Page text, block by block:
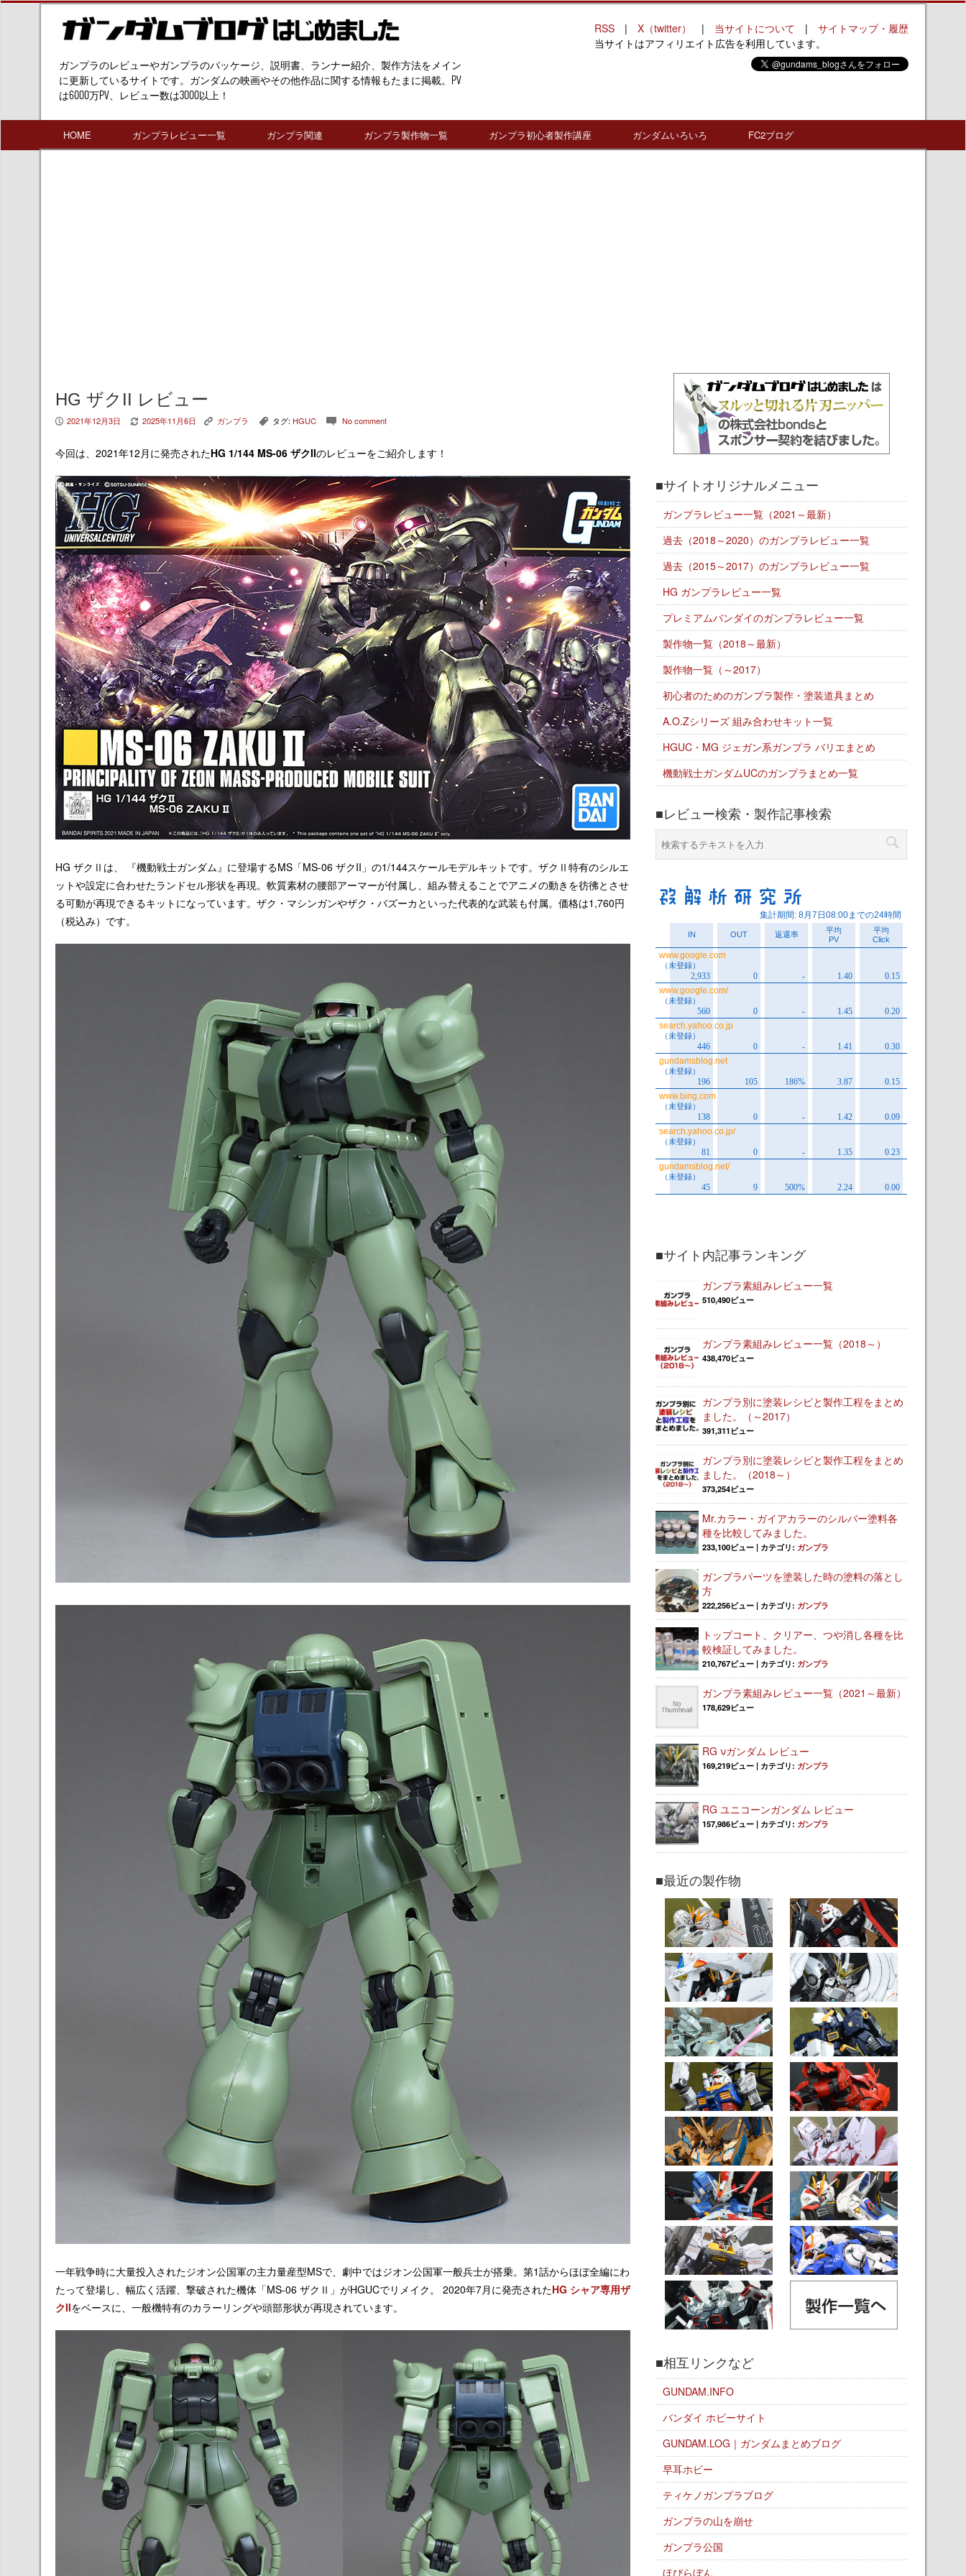
ガンプラのレビューやガンプラのパッケージ、説明書、ランナー紹介、製作方法をメイン
に更新しているサイトです。ガンダムの映画やその他作品に関する情報もたまに掲載。PV
は6000万PV、レビュー数は3000以上！
RSS | X（twitter） | 当サイトについて | サイトマップ・履歴
当サイトはアフィリエイト広告を利用しています。
HOME ガンプラレビュー一覧 ガンプラ関連 ガンプラ製作物一覧 ガンプラ初心者製作講座 ガンダムいろいろ FC2ブログ
HG ザクII レビュー
P 2021年12月3日 V 2025年11月6日 K ガンプラ , タグ: HGUC c No comment
今回は、2021年12月に発売されたHG 1/144 MS-06 ザクIIのレビューをご紹介します！
HG ザクⅡは、 『機動戦士ガンダム』に登場するMS「MS-06 ザクII」の1/144スケールモデルキットです。ザクⅡ特有のシルエ
ットや設定に合わせたランドセル形状を再現。軟質素材の腰部アーマーが付属し、組み替えることでアニメの動きを彷彿とさせ
る可動が再現できるキットになっています。ザク・マシンガンやザク・バズーカといった代表的な武装も付属。価格は1,760円
（税込み）です。
一年戦争時に大量投入されたジオン公国軍の主力量産型MSで、劇中ではジオン公国軍一般兵士が搭乗。第1話からほぼ全編にわ
たって登場し、幅広く活躍、撃破された機体 「MS-06 ザクⅡ」がHGUCでリメイク。 2020年7月に発売されたHG シャア専用ザ
クIIをベースに、一般機特有のカラーリングや頭部形状が再現されています。
■サイトオリジナルメニュー
ガンプラレビュー一覧（2021～最新）
過去（2018～2020）のガンプラレビュー一覧
過去（2015～2017）のガンプラレビュー一覧
HG ガンプラレビュー一覧
プレミアムバンダイのガンプラレビュー一覧
製作物一覧（2018～最新）
製作物一覧（～2017）
初心者のためのガンプラ製作・塗装道具まとめ
A.O.Zシリーズ 組み合わせキット一覧
HGUC・MG ジェガン系ガンプラ バリエまとめ
機動戦士ガンダムUCのガンプラまとめ一覧
■レビュー検索・製作記事検索
■サイト内記事ランキング
ガンプラ素組みレビュー一覧
510,490ビュー
ガンプラ素組みレビュー一覧（2018～）
438,470ビュー
ガンプラ別に塗装レシピと製作工程をまとめ
ました。（～2017）
391,311ビュー
ガンプラ別に塗装レシピと製作工程をまとめ
ました。（2018～）
373,254ビュー
Mr.カラー・ガイアカラーのシルバー塗料各
種を比較してみました。
233,100ビュー | カテゴリ: ガンプラ
ガンプラパーツを塗装した時の塗料の落とし
方
222,256ビュー | カテゴリ: ガンプラ
トップコート、クリアー、つや消し各種を比
較検証してみました。
210,767ビュー | カテゴリ: ガンプラ
ガンプラ素組みレビュー一覧（2021～最新）
178,629ビュー
RG νガンダム レビュー
169,219ビュー | カテゴリ: ガンプラ
RG ユニコーンガンダム レビュー
157,986ビュー | カテゴリ: ガンプラ
■最近の製作物
■相互リンクなど
GUNDAM.INFO
バンダイ ホビーサイト
GUNDAM.LOG｜ガンダムまとめブログ
早耳ホビー
ティケノガンプラブログ
ガンプラの山を崩せ
ガンプラ公国
ほびらぼん